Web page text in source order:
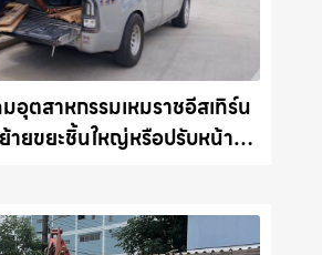
อุตสาหกรรมเหมราชอีสเทิร์น
ยขยะชิ้นใหญ่หรือปรับหน้าดิน